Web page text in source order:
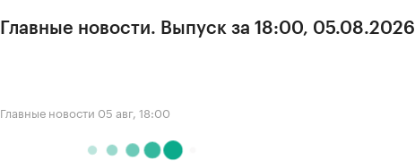
Главные новости. Выпуск за 18:00, 05.08.2026
Главные новости 05 авг, 18:00